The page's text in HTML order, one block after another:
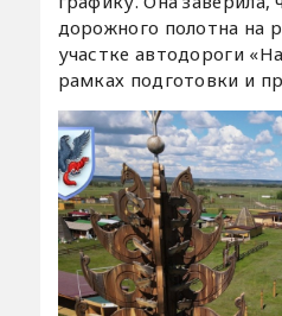
дорожного полотна на
участке автодороги
рамках подготовки и